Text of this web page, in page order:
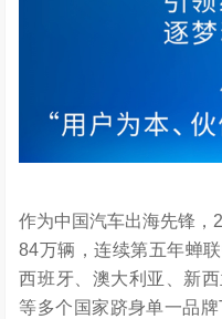
作为中国汽车出海先锋，
84万辆，连续第五年蝉
西班牙、澳大利亚、新
等多个国家跻身单一品